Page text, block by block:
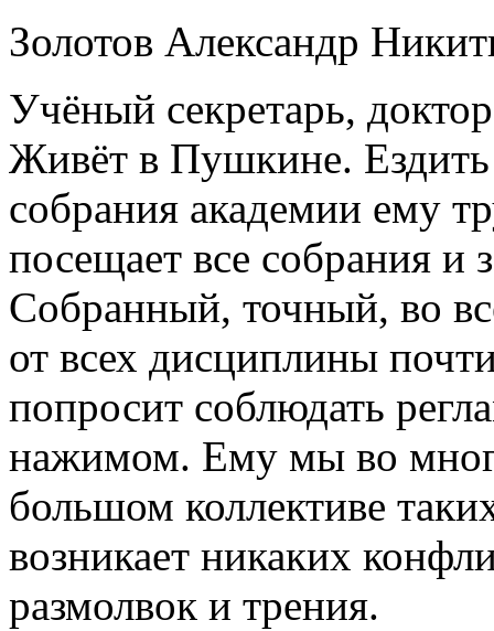
Золотов Александр
Учёный секретарь,
Живёт в Пушкине. Ездить
собрания академии ему
посещает все собрания и
Собранный, точный, во
от всех дисциплины
попросит соблюдать
нажимом. Ему мы во
большом коллективе
возникает никаких
размолвок и трения.